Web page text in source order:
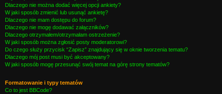
Dlaczego nie można dodać więcej opcji ankiety?
W jaki sposób zmienić lub usunąć ankietę?
Dlaczego nie mam dostępu do forum?
Dlaczego nie mogę dodawać załączników?
Dlaczego otrzymałem/otrzymałam ostrzeżenie?
W jaki sposób można zgłosić posty moderatorowi?
Do czego służy przycisk “Zapisz” znajdujący się w oknie tworzenia tematu?
Dlaczego mój post musi być akceptowany?
W jaki sposób mogę przesunąć swój temat na górę strony tematów?
Formatowanie i typy tematów
Co to jest BBCode?